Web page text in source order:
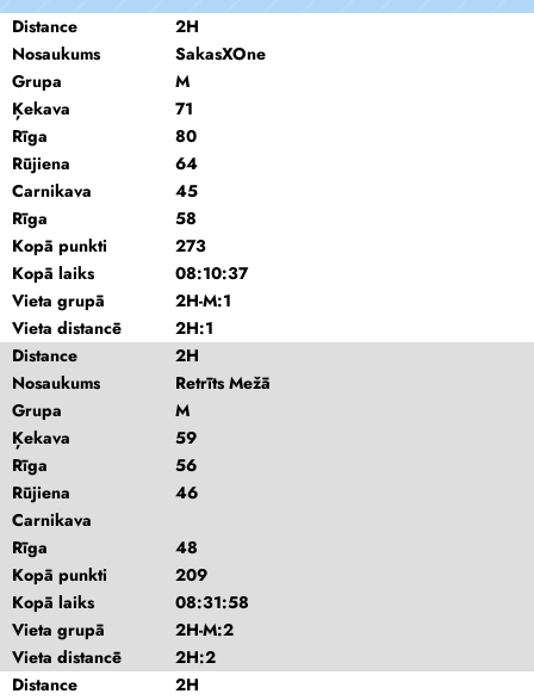
Distance
2H
Nosaukums
SakasXOne
Grupa
M
Ķekava
71
Rīga
80
Rūjiena
64
Carnikava
45
Rīga
58
Kopā punkti
273
Kopā laiks
08:10:37
Vieta grupā
2H-M:1
Vieta distancē
2H:1
Distance
2H
Nosaukums
Retrīts Mežā
Grupa
M
Ķekava
59
Rīga
56
Rūjiena
46
Carnikava
Rīga
48
Kopā punkti
209
Kopā laiks
08:31:58
Vieta grupā
2H-M:2
Vieta distancē
2H:2
Distance
2H